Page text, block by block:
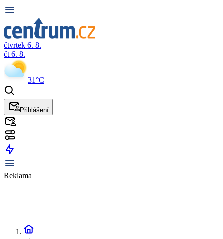
čtvrtek 6. 8.
čt 6. 8.
31°C
Přihlášení
Reklama